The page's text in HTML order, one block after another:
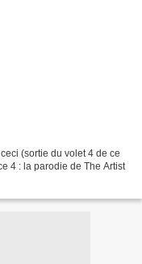
(sortie du volet 4 de ce
4 : la parodie de The Artist